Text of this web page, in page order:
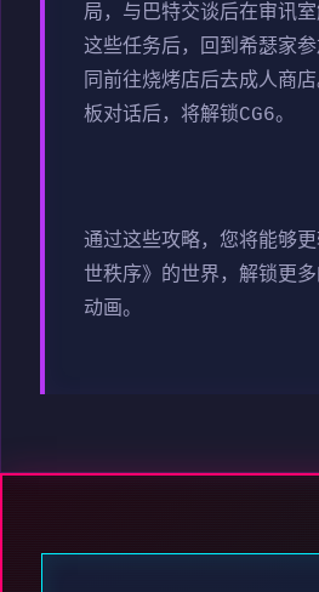
局，与巴特交谈后在审讯
这些任务后，回到希瑟家
同前往烧烤店后去成人商
板对话后，将解锁CG6。
通过这些攻略，您将能够
世秩序》的世界，解锁更
动画。